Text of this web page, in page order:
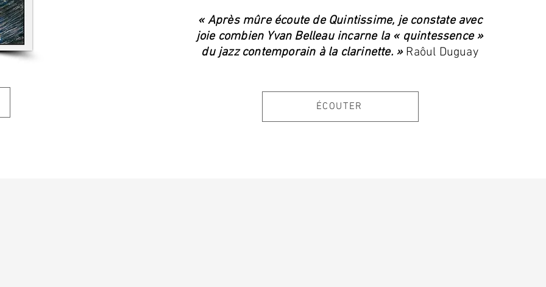
« Après mûre écoute de Quintissime, je constate avec
joie combien Yvan Belleau incarne la « quintessence »
du jazz contemporain à la clarinette. » Raôul Duguay
ÉCOUTER